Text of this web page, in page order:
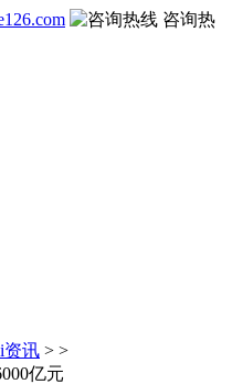
咨询热
资讯 > >
亿元